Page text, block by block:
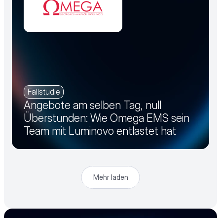
Fallstudie
Angebote am selben Tag, null
Überstunden: Wie Omega EMS sein
Team mit Luminovo entlastet hat
Mehr laden